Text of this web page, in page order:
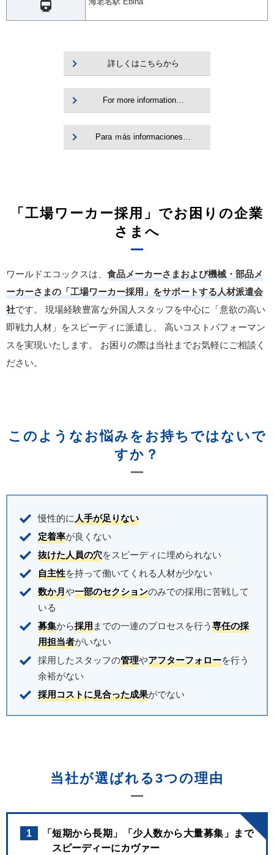
詳しくはこちらから
For more information…
Para ｍás informaciones…
「工場ワーカー採用」でお困りの企業
さまへ
ワールドエコックスは、 食品メーカーさまおよび機械・部品メ
ーカーさまの「工場ワーカー採用」をサポートする人材派遣会
社です。
現場経験豊富な外国人スタッフを中心に「意欲の高い
即戦力人材」をスピーディに派遣し、
高いコストパフォーマン
スを実現いたします。
お困りの際は当社までお気軽にご相談く
ださい。
このようなお悩みをお持ちではないで
すか？
慢性的に人手が足りない
定着率が良くない
抜けた人員の穴をスピーディに埋められない
自主性を持って働いてくれる人材が少ない
数か月や一部のセクションのみでの採用に苦戦して
いる
募集から採用までの一連のプロセスを行う 専任の採
用担当者がいない
採用したスタッフの管理やアフターフォローを行う
余裕がない
採用コストに見合った成果がでない
当社が選ばれる3つの理由
1
「短期から長期」「少人数から大量募集」まで
スピーディーにカヴァー